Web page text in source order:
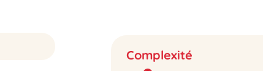
Complexité